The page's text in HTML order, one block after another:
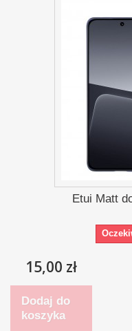
Etui Matt
15,00 zł
Dodaj do
koszyka